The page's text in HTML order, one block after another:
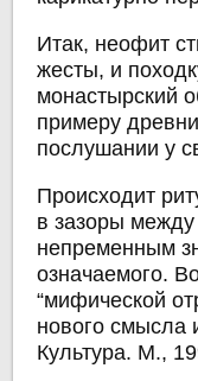
Итак, неофит
жесты, и
монастырский
примеру
послушании у
Происходит
в зазоры между
непременным
означаемого.
“мифической
нового
Культура. М.,